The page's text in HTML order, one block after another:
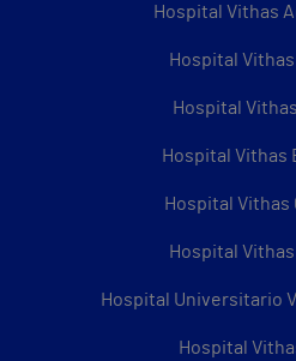
Hospital Vithas
Hospital
Hospital
Hospital Vithas
Hospital Vithas
Hospital
Hospital Universitario
Hospital